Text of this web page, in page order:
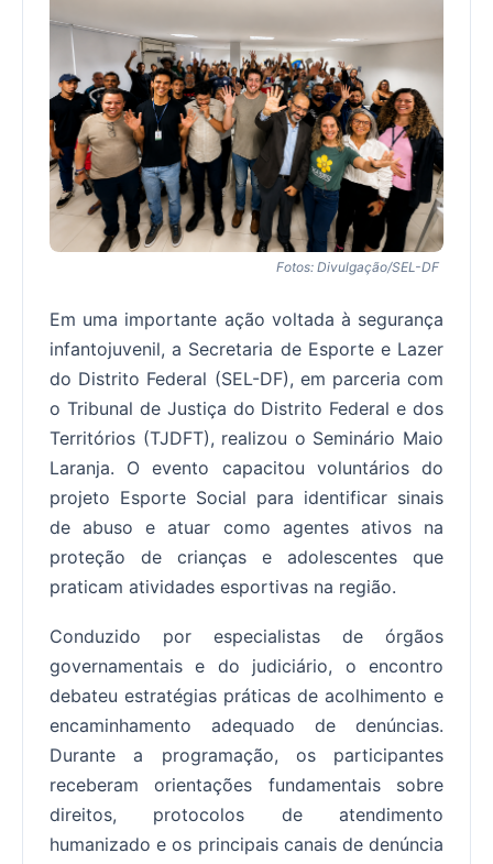
Fotos: Divulgação/SEL-DF
Em uma importante ação voltada à segurança
infantojuvenil, a Secretaria de Esporte e Lazer
do Distrito Federal (SEL-DF), em parceria com
o Tribunal de Justiça do Distrito Federal e dos
Territórios (TJDFT), realizou o Seminário Maio
Laranja. O evento capacitou voluntários do
projeto Esporte Social para identificar sinais
de abuso e atuar como agentes ativos na
proteção de crianças e adolescentes que
praticam atividades esportivas na região.
Conduzido por especialistas de órgãos
governamentais e do judiciário, o encontro
debateu estratégias práticas de acolhimento e
encaminhamento adequado de denúncias.
Durante a programação, os participantes
receberam orientações fundamentais sobre
direitos, protocolos de atendimento
humanizado e os principais canais de denúncia